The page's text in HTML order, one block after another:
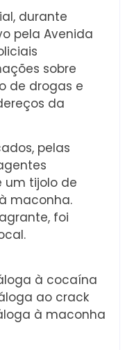
durante
pela Avenida
sobre
de drogas e
da
pelas
um tijolo de
maconha.
foi
à cocaína
ao crack
à maconha